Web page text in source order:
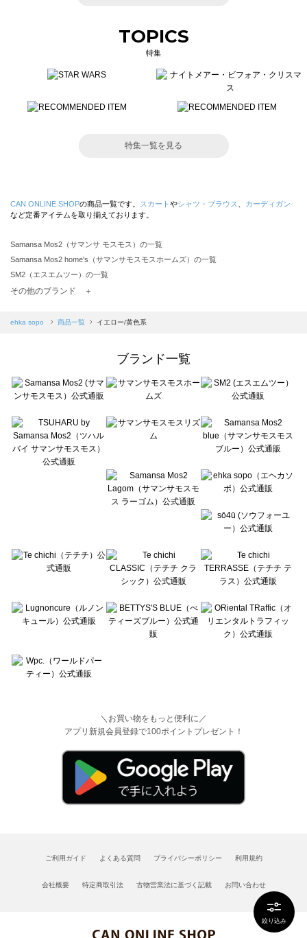
絞り込み
TOPICS
特集
特集一覧を見る
CAN ONLINE SHOPの商品一覧です。 スカート やシャツ・ブラウス
カーディガン
など定番アイテムを取り揃えております。
Samansa Mos2（サマンサ モスモス）の一覧
Samansa Mos2 home's（サマンサモスモスホームズ）の一覧
SM2（エスエムツー）の一覧
TSUHARU by Samansa Mos2（ツハルバイサマンサモスモス）の一覧
Samansa Mos2 blue（サマンサモスモス ブルー）の一覧
Te chichi（テチチ）の一覧
Te chichi CLASSIC（テチチ クラシック）の一覧
Lugnoncure（ルノンキュール）の一覧
BETTY'S BLUE（べティーズブルー）の一覧
Wpc.（ワールドパーティー）の一覧
その他のブランド ＋
ehka sopo 商品一覧 イエロー/黄色系
ブランド一覧
＼お買い物をもっと便利に／
アプリ新規会員登録で100ポイントプレゼント！
ご利用ガイド よくある質問 プライバシーポリシー 利用規約
会社概要 特定商取引法 古物営業法に基づく記載 お問い合わせ